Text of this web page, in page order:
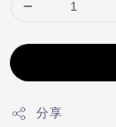
分享